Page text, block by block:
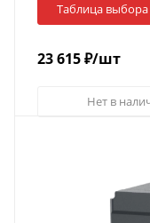
Таблица выбора
23 615₽/шт
Нет в